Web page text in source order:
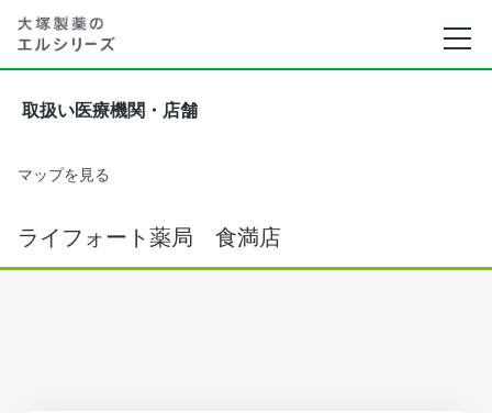
取扱い医療機関・店舗
マップを見る
ライフォート薬局 食満店